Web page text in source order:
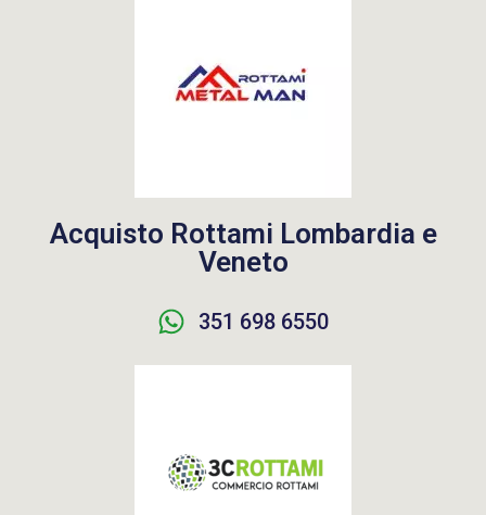
Acquisto Rottami Lombardia e
Veneto
351 698 6550